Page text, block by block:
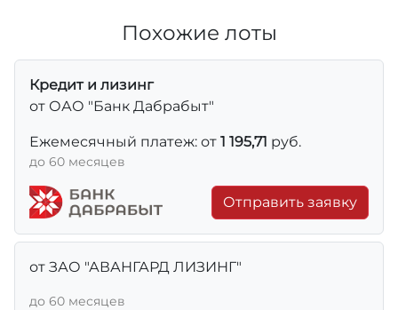
Похожие лоты
Кредит и лизинг
от ОАО "Банк Дабрабыт"
Ежемесячный платеж: от 1 195,71 руб.
до 60 месяцев
Отправить заявку
от ЗАО "АВАНГАРД ЛИЗИНГ"
до 60 месяцев